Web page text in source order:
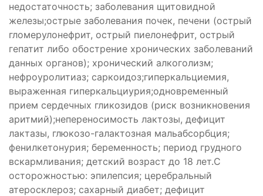
недостаточность; заболевания щитовидной
железы;острые заболевания почек, печени (острый
гломерулонефрит, острый пиелонефрит, острый
гепатит либо обострение хронических заболеваний
данных органов); хронический алкоголизм;
нефроуролитиаз; саркоидоз;гиперкальциемия,
выраженная гиперкальциурия;одновременный
прием сердечных гликозидов (риск возникновения
аритмий);непереносимость лактозы, дефицит
лактазы, глюкозо-галактозная мальабсорбция;
фенилкетонурия; беременность; период грудного
вскармливания; детский возраст до 18 лет.С
осторожностью: эпилепсия; церебральный
атеросклероз; сахарный диабет; дефицит